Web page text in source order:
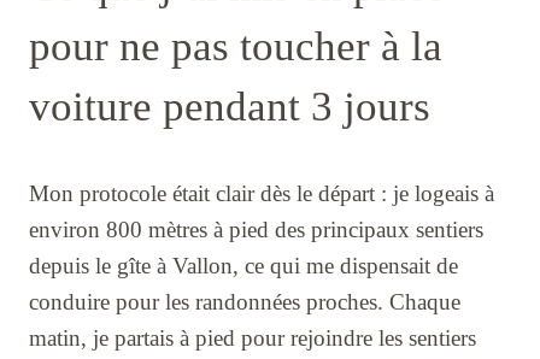
pour ne pas toucher à la
voiture pendant 3 jours
Mon protocole était clair dès le départ : je logeais à
environ 800 mètres à pied des principaux sentiers
depuis le gîte à Vallon, ce qui me dispensait de
conduire pour les randonnées proches. Chaque
matin, je partais à pied pour rejoindre les sentiers